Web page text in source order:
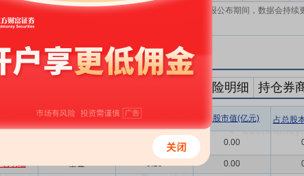
和基金年报；在上市公司报表、基金季报、半年报和年报公布期间，数据会持续
明细
持仓保险明细 持仓券
机构属性 持股总数(万股) 持股市值(亿元) 占总股
0.02 0.00
明细 基金 0.19 0.00